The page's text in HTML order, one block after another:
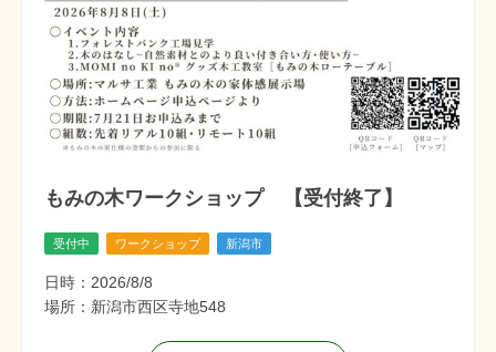
もみの木ワークショップ 【受付終了】
受付中 ワークショップ 新潟市
日時：2026/8/8
場所：新潟市西区寺地548